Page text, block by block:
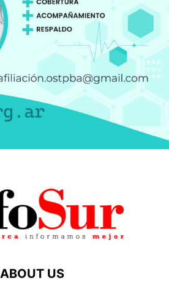
ABOUT US